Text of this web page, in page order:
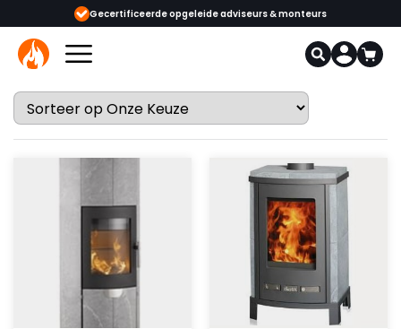
Gecertificeerde opgeleide adviseurs & monteurs